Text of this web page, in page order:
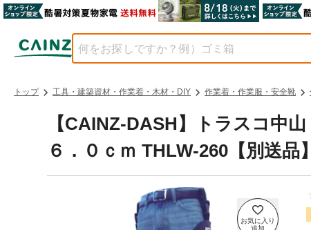
トップ 工具・建築資材・作業着・木材・DIY 作業着・作業服・安全靴
【CAINZ-DASH】トラスコ中
６．０ｃｍ THLW-260【別送品】